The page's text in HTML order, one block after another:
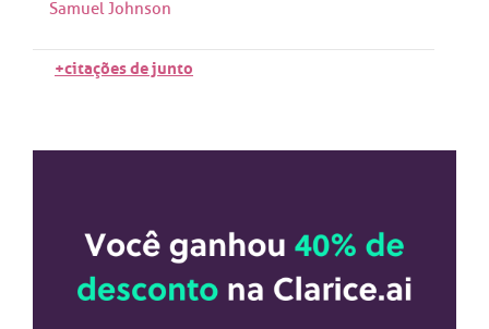
Samuel Johnson
+citações de junto